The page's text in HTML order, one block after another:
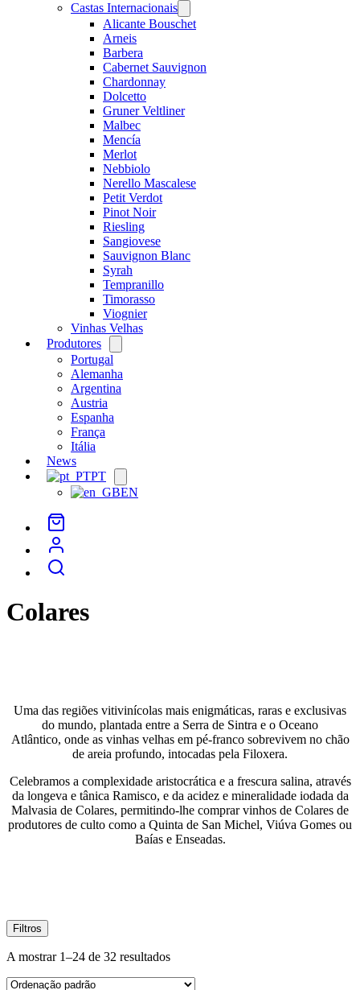
Castas Internacionais
menu
Alicante Bouschet
Arneis
Barbera
Cabernet Sauvignon
Chardonnay
Dolcetto
Gruner Veltliner
Malbec
Mencía
Merlot
Nebbiolo
Nerello Mascalese
Petit Verdot
Pinot Noir
Riesling
Sangiovese
Sauvignon Blanc
Syrah
Tempranillo
Timorasso
Viognier
Vinhas Velhas
Produtores
menu
Portugal
Alemanha
Argentina
Austria
Espanha
França
Itália
News
PT
menu
EN
Colares
Uma das regiões vitivinícolas mais enigmáticas, raras e exclusivas
do mundo, plantada entre a Serra de Sintra e o Oceano
Atlântico, onde as vinhas velhas em pé-franco sobrevivem no chão
de areia profundo, intocadas pela Filoxera.
Celebramos a complexidade aristocrática e a frescura salina, através
da longeva e tânica Ramisco, e da acidez e mineralidade iodada da
Malvasia de Colares, permitindo-lhe comprar vinhos de Colares de
produtores de culto como a Quinta de San Michel, Viúva Gomes ou
Baías e Enseadas.
Filtros
A mostrar 1–24 de 32 resultados